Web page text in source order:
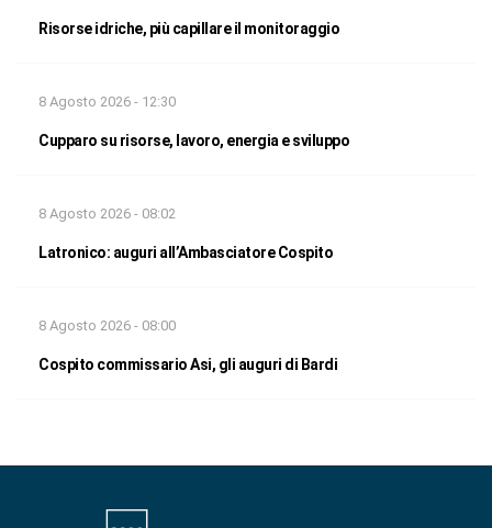
Risorse idriche, più capillare il monitoraggio
8 Agosto 2026 - 12:30
Cupparo su risorse, lavoro, energia e sviluppo
8 Agosto 2026 - 08:02
Latronico: auguri all’Ambasciatore Cospito
8 Agosto 2026 - 08:00
Cospito commissario Asi, gli auguri di Bardi